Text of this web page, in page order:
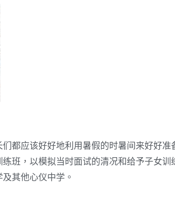
都应该好好地利用暑假的时暑间来好好
班，以模拟当时面试的清况和给予子女
其他心仪中学。